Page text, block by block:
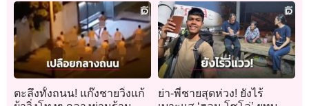
ตะลึงทั้งถนน! แก๊งชายวิ่งแก้
ย่า-พี่ชายสุดห่วง! ยังไร้